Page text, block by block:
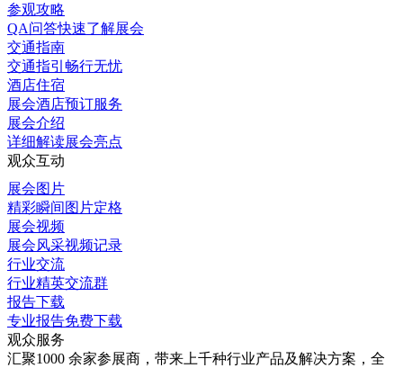
参观攻略
QA问答快速了解展会
交通指南
交通指引畅行无忧
酒店住宿
展会酒店预订服务
展会介绍
详细解读展会亮点
观众互动
展会图片
精彩瞬间图片定格
展会视频
展会风采视频记录
行业交流
行业精英交流群
报告下载
专业报告免费下载
观众服务
汇聚1000 余家参展商，带来上千种行业产品及解决方案，全